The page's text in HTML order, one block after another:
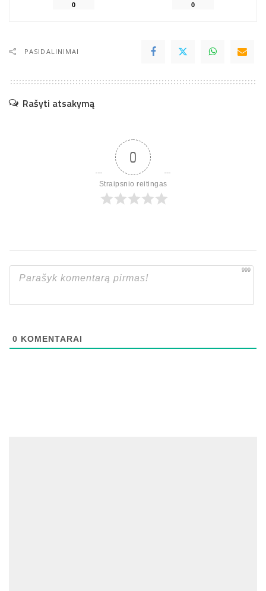
0 0
PASIDALINIMAI
Rašyti atsakymą
0
Straipsnio reitingas
999
0 KOMENTARAI